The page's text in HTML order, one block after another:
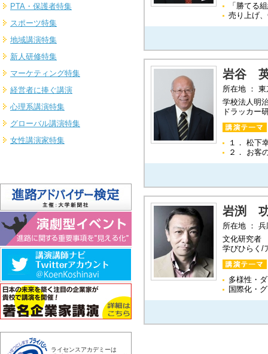
PTA・保護者特集
スポーツ特集
地域講演特集
新人研修特集
マーケティング特集
経営者に捧ぐ講演
心理系講演特集
グローバル講演特集
女性講演家特集
ライセンスアカデミーは
「勝てる
売り上げ
岩谷
所在地 ：
学校法人明
ドラッカー
１． 松下
２． お客
岩渕
所在地 ：
文化研究者
学びひらく/
多様性・
国際化・